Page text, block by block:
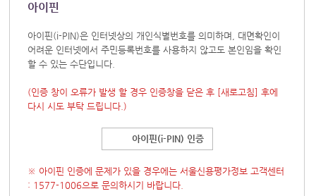
아이핀
아이핀(i-PIN)은 인터넷상의 개인식별번호를 의미하며, 대면확인이
어려운 인터넷에서 주민등록번호를 사용하지 않고도 본인임을 확인
할 수 있는 수단입니다.
(인증 창이 오류가 발생 할 경우 인증창을 닫은 후 [새로고침] 후에
다시 시도 부탁 드립니다.)
아이핀(i-PIN) 인증
※ 아이핀 인증에 문제가 있을 경우에는 서울신용평가정보 고객센터
: 1577-1006으로 문의하시기 바랍니다.